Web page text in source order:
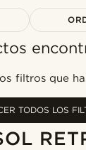
Más
Menor
Mayor
filtros que
TODOS LOS